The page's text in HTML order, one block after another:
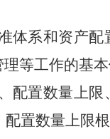
体系和资产
等工作的基本
配置数量上
配置数量上限